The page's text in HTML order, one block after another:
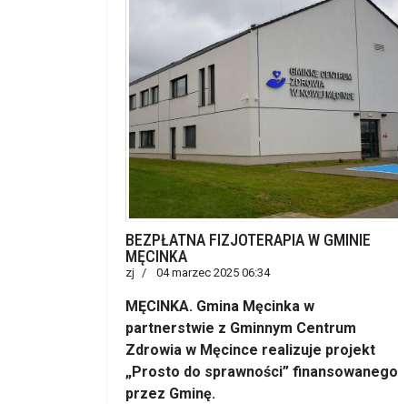
BEZPŁATNA FIZJOTERAPIA W GMINIE
MĘCINKA
zj 04 marzec 2025 06:34
MĘCINKA. Gmina Męcinka w
partnerstwie z Gminnym Centrum
Zdrowia w Męcince realizuje projekt
„Prosto do sprawności” finansowanego
przez Gminę.